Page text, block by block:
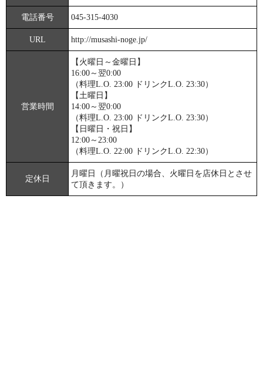
電話番号 045-315-4030
URL http://musashi-noge.jp/
営業時間
【火曜日～金曜日】
16:00～翌0:00
（料理L.O. 23:00 ドリンクL.O. 23:30）
【土曜日】
14:00～翌0:00
（料理L.O. 23:00 ドリンクL.O. 23:30）
【日曜日・祝日】
12:00～23:00
（料理L.O. 22:00 ドリンクL.O. 22:30）
定休日
月曜日（月曜祝日の場合、火曜日を店休日とさせ
て頂きます。）